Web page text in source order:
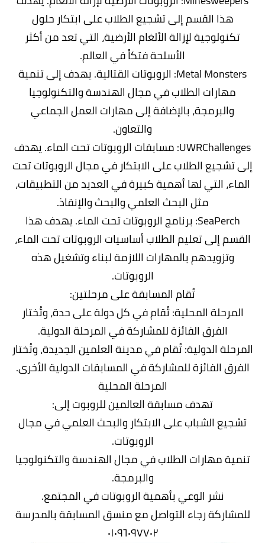
هذا القسم إلى تشجيع الطلاب على ابتكار حلول
تكنولوجية لإزالة الألغام الأرضية، التي تعد من أكثر
الأسلحة فتكاً في العالم.
‏Metal Monsters: الروبوتات القتالية. يهدف إلى تنمية
مهارات الطلاب في مجال الهندسة والتكنولوجيا
والبرمجة، بالإضافة إلى مهارات العمل الجماعي
والتعاون.
‏UWRChallenges: مسابقات الروبوتات تحت الماء. يهدف
إلى تشجيع الطلاب على الابتكار في مجال الروبوتات تحت
الماء، التي لها أهمية كبيرة في العديد من التطبيقات،
مثل البحث العلمي والبحث والإنقاذ.
‏SeaPerch: برنامج الروبوتات تحت الماء. يهدف هذا
القسم إلى تعليم الطلاب أساسيات الروبوتات تحت الماء،
وتزويدهم بالمهارات اللازمة لبناء وتشغيل هذه
الروبوتات.
تُقام المسابقة على مرحلتين:
المرحلة المحلية: تُقام في كل دولة على حدة، وتُختار
الفرق الفائزة للمشاركة في المرحلة الدولية.
المرحلة الدولية: تُقام في مدينة العلمين الجديدة، وتُختار
الفرق الفائزة للمشاركة في المسابقات الدولية الأخرى.
المرحلة المحلية
تهدف مسابقة العالمين للروبوت إلى:
تشجيع الشباب على الابتكار والبحث العلمي في مجال
الروبوتات.
تنمية مهارات الطلاب في مجال الهندسة والتكنولوجيا
والبرمجة.
نشر الوعي بأهمية الروبوتات في المجتمع.
للمشاركة رجاء التواصل مع منسق المسابقة بالمدرسة
٠١٠٩٦٠٩٧٧٠٢